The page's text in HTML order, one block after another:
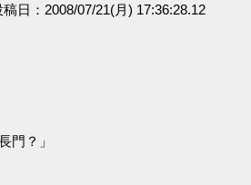
稿日：2008/07/21(月) 17:36:28.12
門？」